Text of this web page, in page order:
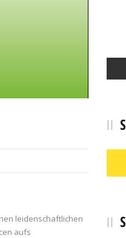
leidenschaftlichen
aufs